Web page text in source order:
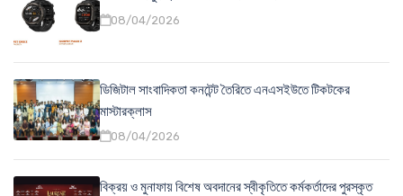
08/04/2026
ডিজিটাল সাংবাদিকতা কনটেন্ট তৈরিতে এনএসইউতে টিকটকের
মাস্টারক্লাস
08/04/2026
বিক্রয় ও মুনাফায় বিশেষ অবদানের স্বীকৃতিতে কর্মকর্তাদের পুরস্কৃত